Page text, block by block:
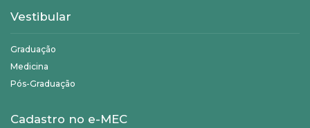
Vestibular
Graduação
Medicina
Pós-Graduação
Cadastro no e-MEC